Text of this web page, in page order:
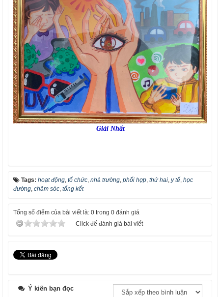
Giải Nhất
Tags: hoạt động, tổ chức, nhà trường, phối hợp, thứ hai, y tế, học
đường, chăm sóc, tổng kết
Tổng số điểm của bài viết là: 0 trong 0 đánh giá
Click để đánh giá bài viết
Ý kiến bạn đọc